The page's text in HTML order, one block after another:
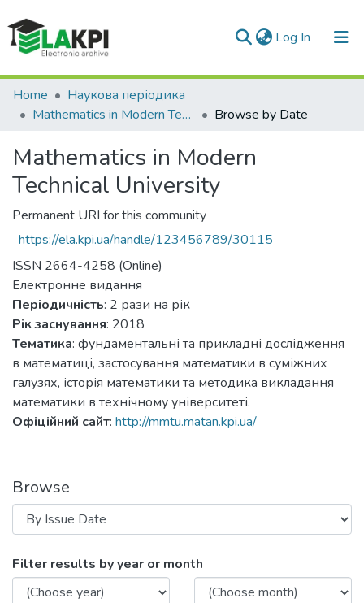
Log In (current)
Communities & Collections
All of DSpace
Home
Наукова періодика
Mathematics in Modern Technical University
Browse by Date
Mathematics in Modern
Technical University
Permanent URI for this community
https://ela.kpi.ua/handle/123456789/30115
ISSN 2664-4258 (Online)
Електронне видання
Періодичність: 2 рази на рік
Рік заснування: 2018
Тематика: фундаментальні та прикладні дослідження
в математиці, застосування математики в суміжних
галузях, історія математики та методика викладання
математики в технічному університеті.
Офіційний сайт: http://mmtu.matan.kpi.ua/
Browse
Browsing Mathematics in Modern
Filter results by year or month